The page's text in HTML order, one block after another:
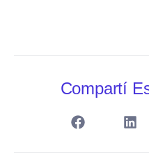
Compartí